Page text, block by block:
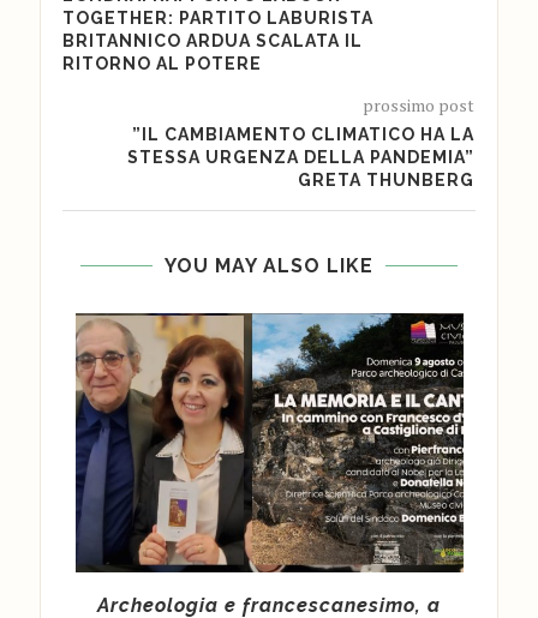
TOGETHER: PARTITO LABURISTA
BRITANNICO ARDUA SCALATA IL
RITORNO AL POTERE
prossimo post
”IL CAMBIAMENTO CLIMATICO HA LA
STESSA URGENZA DELLA PANDEMIA”
GRETA THUNBERG
YOU MAY ALSO LIKE
Archeologia e francescanesimo, a